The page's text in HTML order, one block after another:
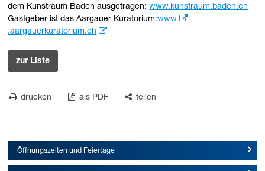
dem Kunstraum Baden ausgetragen:www.kunstraum.baden.ch
Gastgeber ist das Aargauer Kuratorium:www
.aargauerkuratorium.ch
zur Liste
drucken als PDF teilen
Öffnungszeiten und Feiertage